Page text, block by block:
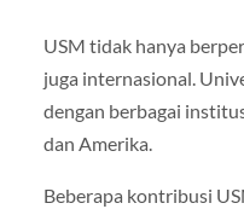
USM tidak hanya
juga internasional.
dengan berbagai
dan Amerika.
Beberapa kontribusi